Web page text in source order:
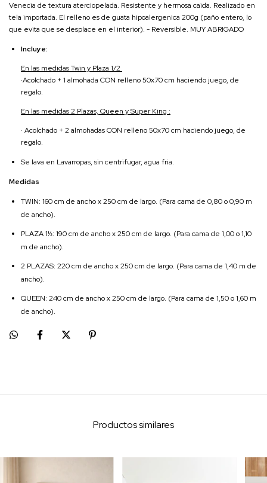
Venecia de textura aterciopelada. Resistente y hermosa caida. Realizado en
tela importada. El relleno es de guata hipoalergenica 200g (paño entero, lo
que evita que se desplace en el interior). - Reversible. MUY ABRIGADO
Incluye:
En las medidas Twin y Plaza 1/2
·Acolchado + 1 almohada CON relleno 50x70 cm haciendo juego, de
regalo.
En las medidas 2 Plazas, Queen y Super King :
· Acolchado + 2 almohadas CON relleno 50x70 cm haciendo juego, de
regalo.
Se lava en Lavarropas, sin centrifugar, agua fria.
Medidas
TWIN: 160 cm de ancho x 250 cm de largo. (Para cama de 0,80 o 0,90 m
de ancho).
PLAZA 1½: 190 cm de ancho x 250 cm de largo. (Para cama de 1,00 o 1,10
m de ancho).
2 PLAZAS: 220 cm de ancho x 250 cm de largo. (Para cama de 1,40 m de
ancho).
QUEEN: 240 cm de ancho x 250 cm de largo. (Para cama de 1,50 o 1,60 m
de ancho).
Productos similares